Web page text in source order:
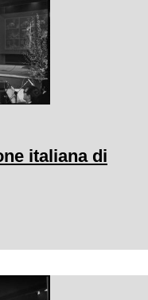
italiana di